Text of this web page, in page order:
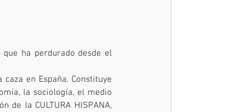
ha perdurado desde el
en España. Constituye
la sociología, el medio
la CULTURA HISPANA,